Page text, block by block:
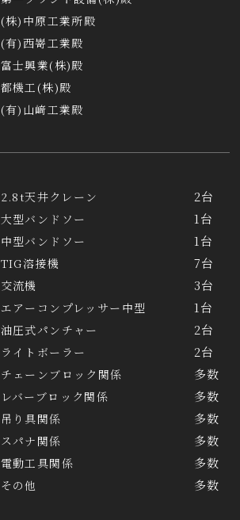
(株)中原工業所殿
(有)西嵜工業殿
富士興業(株)殿
都機工(株)殿
(有)山﨑工業殿
2.8t天井クレーン
大型バンドソー
中型バンドソー
TIG溶接機
交流機
エアーコンプレッサー中型
油圧式パンチャー
ライトボーラー
チェーンブロック関係
レバーブロック関係
吊り具関係
スパナ関係
電動工具関係
その他
2台
1台
1台
7台
3台
1台
2台
2台
多数
多数
多数
多数
多数
多数